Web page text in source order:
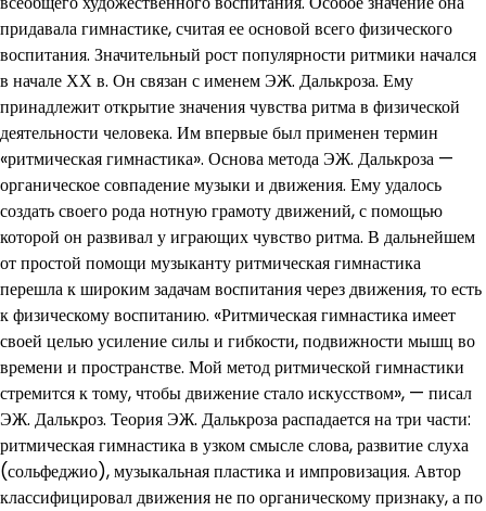
придавала гимнастике, считая ее основой всего физического
воспитания. Значительный рост популярности ритмики начался
в начале ХХ в. Он связан с именем ЭЖ. Далькроза. Ему
принадлежит открытие значения чувства ритма в физической
деятельности человека. Им впервые был применен термин
«ритмическая гимнастика». Основа метода ЭЖ. Далькроза —
органическое совпадение музыки и движения. Ему удалось
создать своего рода нотную грамоту движений, с помощью
которой он развивал у играющих чувство ритма. В дальнейшем
от простой помощи музыканту ритмическая гимнастика
перешла к широким задачам воспитания через движения, то есть
к физическому воспитанию. «Ритмическая гимнастика имеет
своей целью усиление силы и гибкости, подвижности мышц во
времени и пространстве. Мой метод ритмической гимнастики
стремится к тому, чтобы движение стало искусством», — писал
ЭЖ. Далькроз. Теория ЭЖ. Далькроза распадается на три части:
ритмическая гимнастика в узком смысле слова, развитие слуха
(сольфеджио), музыкальная пластика и импровизация. Автор
классифицировал движения не по органическому признаку, а по